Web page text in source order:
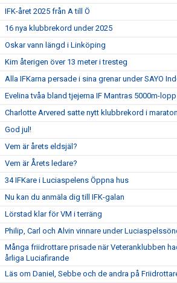
IFK-året 2025 från A till Ö
16 nya klubbrekord under 2025
Oskar vann längd i Linköping
Kim återigen över 13 meter i tresteg
Alla IFKarna persade i sina grenar under SAYO
Evelina tvåa bland tjejerna IF Mantras 5000m-lopp
Charlotte Arvered satte nytt klubbrekord i maraton
God jul!
Vem är årets eldsjäl?
Vem är Årets ledare?
34 IFKare i Luciaspelens Öppna hus
Nu kan du anmäla dig till IFK-galan
Lörstad klar för VM i terräng
Philip, Carl och Alvin vinnare under
Många friidrottare prisade när Veteranklubben
årliga Luciafirande
Läs om Daniel, Sebbe och de andra på